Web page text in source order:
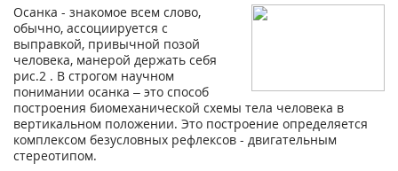
Осанка - знакомое всем слово,
обычно, ассоциируется с
выправкой, привычной позой
человека, манерой держать себя
рис.2 . В строгом научном
понимании осанка – это способ
построения биомеханической схемы тела человека в
вертикальном положении. Это построение определяется
комплексом безусловных рефлексов - двигательным
стереотипом.